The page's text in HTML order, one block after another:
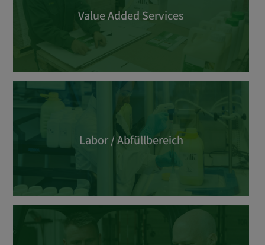
Value Added Services
Labor / Abfüllbereich